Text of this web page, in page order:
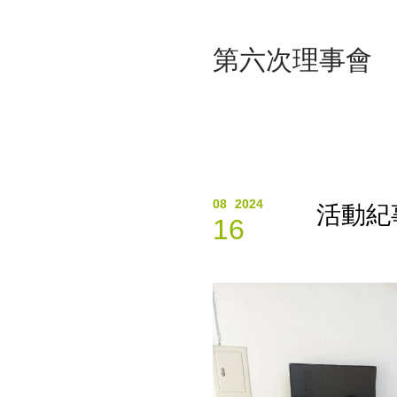
第六次理事會
08 2024
16 活動紀